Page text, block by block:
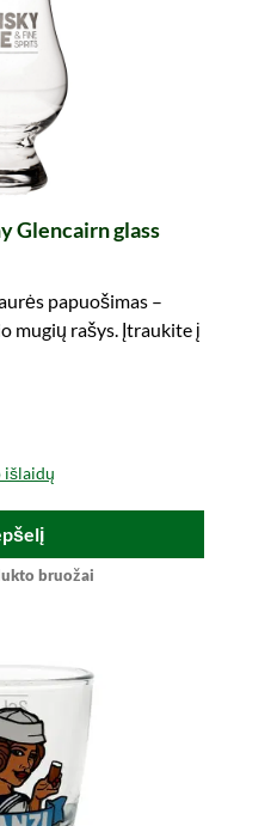
Glencairn glass
papuošimas –
mugių rašys. Įtraukite į
išlaidų
bruožai